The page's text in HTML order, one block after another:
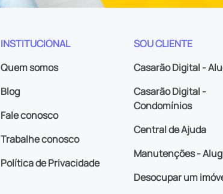
INSTITUCIONAL
Quem somos
Blog
Fale conosco
Trabalhe conosco
Política de Privacidade
SOU CLIENTE
Casarão Digital -
Casarão Digital -
Condomínios
Central de Ajuda
Manutenções -
Desocupar um